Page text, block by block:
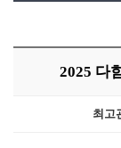
2025 다
최고